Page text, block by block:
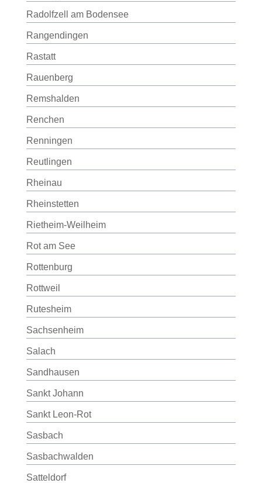
Radolfzell am Bodensee
Rangendingen
Rastatt
Rauenberg
Remshalden
Renchen
Renningen
Reutlingen
Rheinau
Rheinstetten
Rietheim-Weilheim
Rot am See
Rottenburg
Rottweil
Rutesheim
Sachsenheim
Salach
Sandhausen
Sankt Johann
Sankt Leon-Rot
Sasbach
Sasbachwalden
Satteldorf